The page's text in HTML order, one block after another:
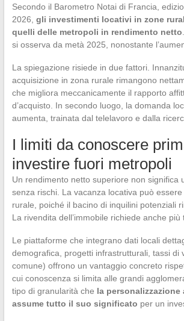
Secondo il Barometro Notai di Francia,
2026, gli investimenti locativi in zone
quelli delle metropoli in rendimento netto
si osserva da metà 2025, nonostante
La spiegazione risiede in due fattori.
acquisizione in zona rurale rimangono
che migliora meccanicamente il rapporto
d’acquisto. In secondo luogo, la domanda
aumenta, trainata dal telelavoro e dalla
I limiti da conoscere
investire fuori metropoli
Un rendimento netto superiore non significa
senza rischi. La vacanza locativa può
rurale, poiché il bacino di inquilini potenziali
La rivendita dell’immobile richiede anche più
Le piattaforme che integrano dati locali
demografica, progetti infrastrutturali, tassi di
comune) offrono un vantaggio concreto
cui conoscenza si limita alle grandi
tipo di granularità che la personalizzazione
assume tutto il suo significato per un